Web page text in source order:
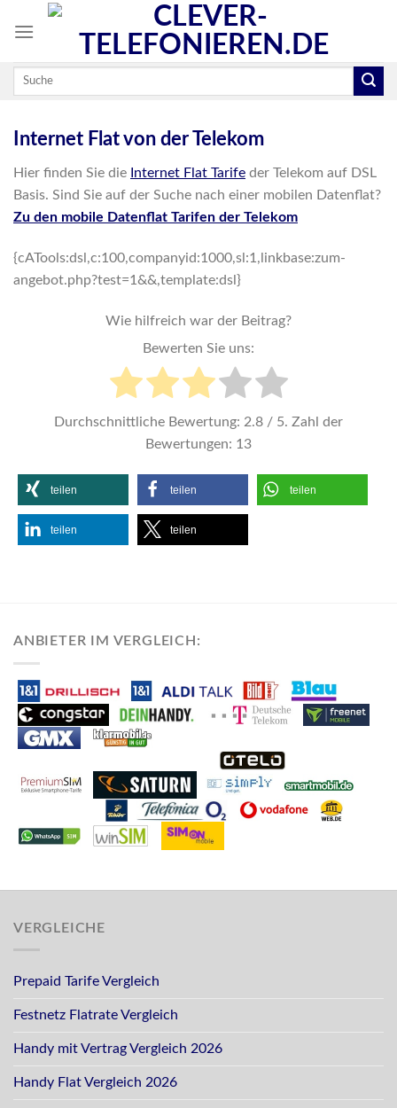
Internet Flat von der Telekom
Hier finden Sie die Internet Flat Tarife der Telekom auf DSL
Basis. Sind Sie auf der Suche nach einer mobilen Datenflat?
Zu den mobile Datenflat Tarifen der Telekom
{cATools:dsl,c:100,companyid:1000,sl:1,linkbase:zum-
angebot.php?test=1&&,template:dsl}
Wie hilfreich war der Beitrag?
Bewerten Sie uns:
Durchschnittliche Bewertung: 2.8 / 5. Zahl der
Bewertungen: 13
teilen teilen teilen
teilen teilen
ANBIETER IM VERGLEICH:
VERGLEICHE
Prepaid Tarife Vergleich
Festnetz Flatrate Vergleich
Handy mit Vertrag Vergleich 2026
Handy Flat Vergleich 2026